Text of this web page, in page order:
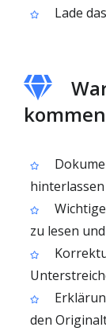
Lade
hinterlassen
zu lesen
den